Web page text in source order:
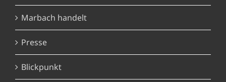
Marbach handelt
Presse
Blickpunkt